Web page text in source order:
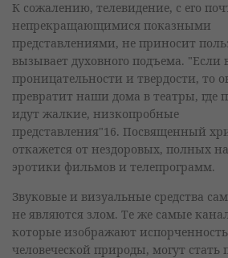
К сожалению, телевидение, с его
непрекращающимися показными
представлениями, не приносит
вызывает духовного подъема. "Если
проницательности и твердости, то
превратит наши дома в театры, где
идут жалкие, низкопробные
представления"16. Посвященный
откажется от нездоровых, полных
эротики фильмов и телепрограмм.
Звуковые и визуальные средства
не являются злом. Те же самые
которые изображают испорченность
человеческой природы, могут стать